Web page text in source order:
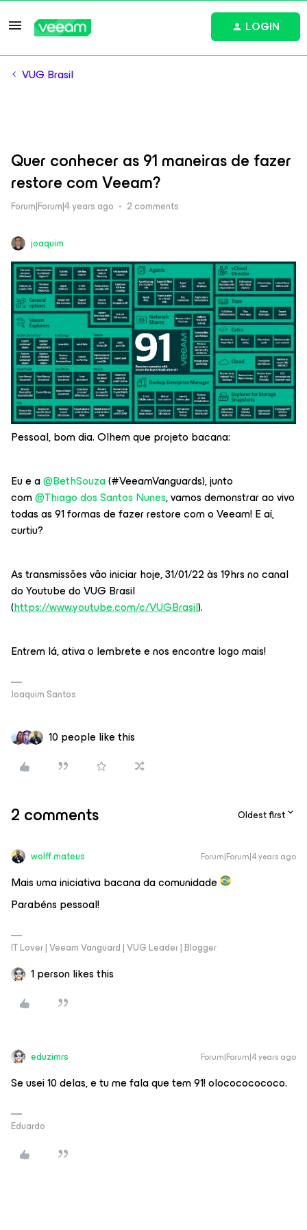
LOGIN
VUG Brasil
Quer conhecer as 91 maneiras de fazer
restore com Veeam?
Forum|Forum|4 years ago 2 comments
joaquim
Pessoal, bom dia. Olhem que projeto bacana:
Eu e a@BethSouza(#VeeamVanguards), junto
com@Thiago dos Santos Nunes, vamos demonstrar ao vivo
todas as 91 formas de fazer restore com o Veeam! E aí,
curtiu?
As transmissões vão iniciar hoje, 31/01/22 às 19hrs no canal
do Youtube do VUG Brasil
(https://www.youtube.com/c/VUGBrasil).
Entrem lá, ativa o lembrete e nos encontre logo mais!
Joaquim Santos
10 people like this
2 comments Oldest first
wolff.mateus Forum|Forum|4 years ago
Mais uma iniciativa bacana da comunidade
Parabéns pessoal!
IT Lover | Veeam Vanguard | VUG Leader | Blogger
1 person likes this
eduzimrs Forum|Forum|4 years ago
Se usei 10 delas, e tu me fala que tem 91! olocococococo.
Eduardo